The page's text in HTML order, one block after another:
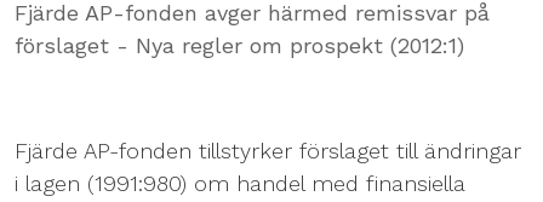
Fjärde AP-fonden avger härmed remissvar på
förslaget - Nya regler om prospekt (2012:1)
Fjärde AP-fonden tillstyrker förslaget till ändringar
i lagen (1991:980) om handel med finansiella